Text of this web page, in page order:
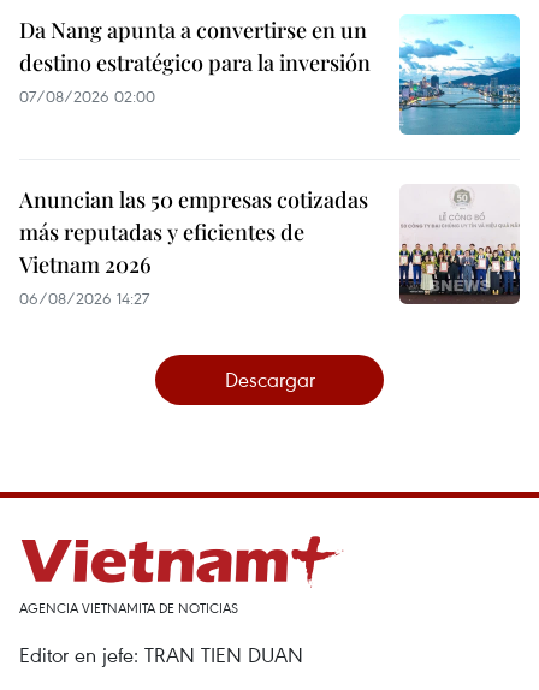
Da Nang apunta a convertirse en un
destino estratégico para la inversión
07/08/2026 02:00
Anuncian las 50 empresas cotizadas
más reputadas y eficientes de
Vietnam 2026
06/08/2026 14:27
Descargar
AGENCIA VIETNAMITA DE NOTICIAS
Editor en jefe: TRAN TIEN DUAN